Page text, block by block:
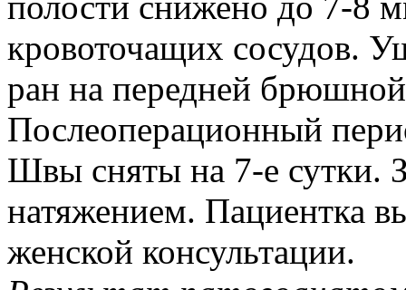
кровоточащих сосудов.
ран на передней брюшной
Послеоперационный
Швы сняты на 7-е сутки.
натяжением. Пациентка
женской консультации.